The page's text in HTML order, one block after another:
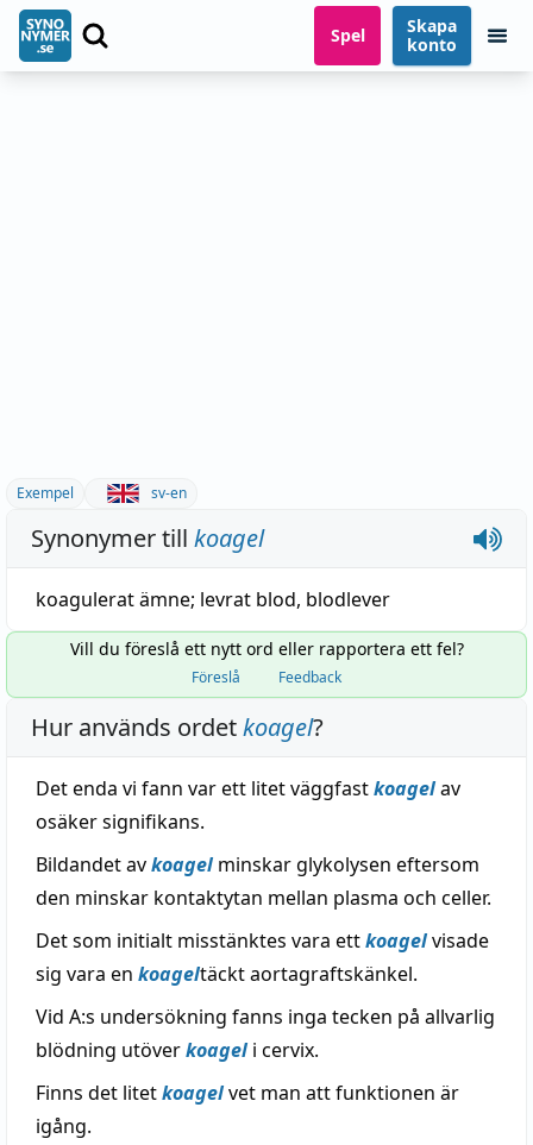
Spel
Skapa
konto
Exempel sv-en
Synonymer till koagel
koagulerat ämne; levrat blod, blodlever
Vill du föreslå ett nytt ord eller rapportera ett fel?
Föreslå Feedback
Hur används ordetkoagel?
Det enda vi fann var ett litet väggfastkoagelav
osäker signifikans.
Bildandet avkoagelminskar glykolysen eftersom
den minskar kontaktytan mellan plasma och celler.
Det som initialt misstänktes vara ettkoagelvisade
sig vara en koageltäckt aortagraftskänkel.
Vid A:s undersökning fanns inga tecken på allvarlig
blödning utöverkoageli cervix.
Finns det litetkoagelvet man att funktionen är
igång.